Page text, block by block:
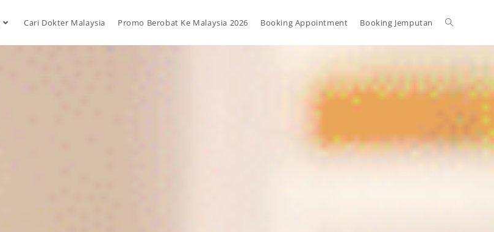
Cari Dokter Malaysia Promo Berobat Ke Malaysia 2026 Booking Appointment Booking Jemputan